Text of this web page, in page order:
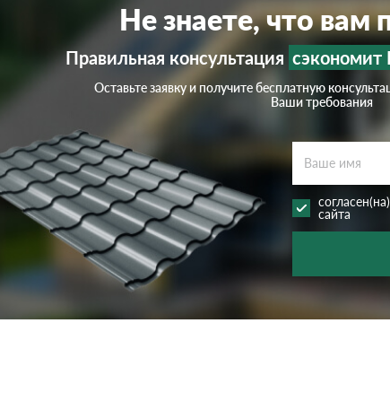
Не знаете, что вам
Правильная консультация сэкономит
Оставьте заявку и получите бесплатную
Ваши требования
сайта